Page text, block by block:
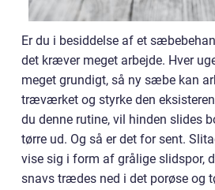
Er du i besiddelse af et
det kræver meget arbejde. Hver
meget grundigt, så ny sæbe kan
træværket og styrke den
du denne rutine, vil hinden slides
tørre ud. Og så er det for sent.
vise sig i form af grålige slidspor,
snavs trædes ned i det porøse og